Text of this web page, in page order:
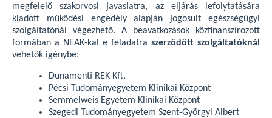
megfelelő szakorvosi javaslatra, az eljárás lefolytatására
kiadott működési engedély alapján jogosult egészségügyi
szolgáltatónál végezhető. A beavatkozások közfinanszírozott
formában a NEAK-kal e feladatra szerződött szolgáltatóknál
vehetők igénybe:
Dunamenti REK Kft.
Pécsi Tudományegyetem Klinikai Központ
Semmelweis Egyetem Klinikai Központ
Szegedi Tudományegyetem Szent-Györgyi Albert